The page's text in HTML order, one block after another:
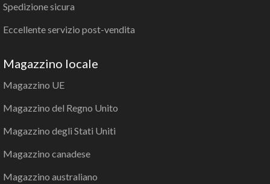
Spedizione sicura
Eccellente servizio post-vendita
Magazzino locale
Magazzino UE
Magazzino del Regno Unito
Magazzino degli Stati Uniti
Magazzino canadese
Magazzino australiano